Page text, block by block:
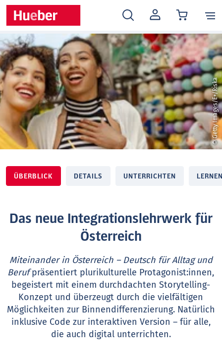
MEIN
KONTO
© Getty Images/E+/Riska
ÜBERBLICK DETAILS UNTERRICHTEN
Das neue Integrationslehrwerk für
Österreich
Miteinander in Österreich – Deutsch für Alltag und
Berufpräsentiert plurikulturelle Protagonist:innen,
begeistert mit einem durchdachten Storytelling-
Konzept und überzeugt durch die vielfältigen
Möglichkeiten zur Binnendifferenzierung. Natürlich
inklusive Code zur interaktiven Version – für alle,
die auch digital unterrichten.